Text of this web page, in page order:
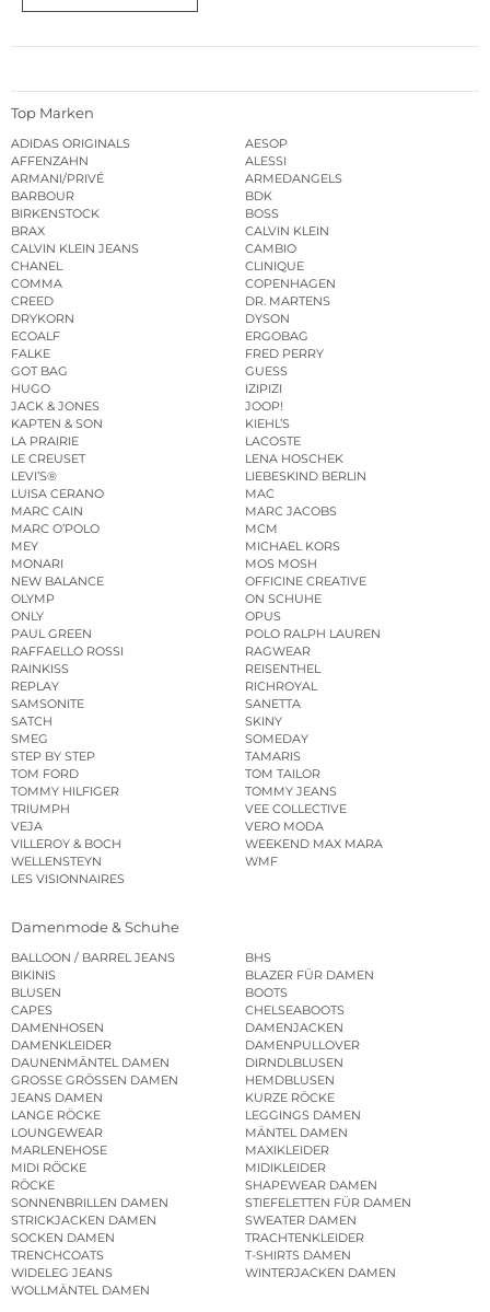
Top Marken
ADIDAS ORIGINALS
AESOP
AFFENZAHN
ALESSI
ARMANI/PRIVÉ
ARMEDANGELS
BARBOUR
BDK
BIRKENSTOCK
BOSS
BRAX
CALVIN KLEIN
CALVIN KLEIN JEANS
CAMBIO
CHANEL
CLINIQUE
COMMA
COPENHAGEN
CREED
DR. MARTENS
DRYKORN
DYSON
ECOALF
ERGOBAG
FALKE
FRED PERRY
GOT BAG
GUESS
HUGO
IZIPIZI
JACK & JONES
JOOP!
KAPTEN & SON
KIEHL’S
LA PRAIRIE
LACOSTE
LE CREUSET
LENA HOSCHEK
LEVI’S®
LIEBESKIND BERLIN
LUISA CERANO
MAC
MARC CAIN
MARC JACOBS
MARC O’POLO
MCM
MEY
MICHAEL KORS
MONARI
MOS MOSH
NEW BALANCE
OFFICINE CREATIVE
OLYMP
ON SCHUHE
ONLY
OPUS
PAUL GREEN
POLO RALPH LAUREN
RAFFAELLO ROSSI
RAGWEAR
RAINKISS
REISENTHEL
REPLAY
RICHROYAL
SAMSONITE
SANETTA
SATCH
SKINY
SMEG
SOMEDAY
STEP BY STEP
TAMARIS
TOM FORD
TOM TAILOR
TOMMY HILFIGER
TOMMY JEANS
TRIUMPH
VEE COLLECTIVE
VEJA
VERO MODA
VILLEROY & BOCH
WEEKEND MAX MARA
WELLENSTEYN
WMF
LES VISIONNAIRES
Damenmode & Schuhe
BALLOON / BARREL JEANS
BHS
BIKINIS
BLAZER FÜR DAMEN
BLUSEN
BOOTS
CAPES
CHELSEABOOTS
DAMENHOSEN
DAMENJACKEN
DAMENKLEIDER
DAMENPULLOVER
DAUNENMÄNTEL DAMEN
DIRNDLBLUSEN
GROSSE GRÖSSEN DAMEN
HEMDBLUSEN
JEANS DAMEN
KURZE RÖCKE
LANGE RÖCKE
LEGGINGS DAMEN
LOUNGEWEAR
MÄNTEL DAMEN
MARLENEHOSE
MAXIKLEIDER
MIDI RÖCKE
MIDIKLEIDER
RÖCKE
SHAPEWEAR DAMEN
SONNENBRILLEN DAMEN
STIEFELETTEN FÜR DAMEN
STRICKJACKEN DAMEN
SWEATER DAMEN
SOCKEN DAMEN
TRACHTENKLEIDER
TRENCHCOATS
T-SHIRTS DAMEN
WIDELEG JEANS
WINTERJACKEN DAMEN
WOLLMÄNTEL DAMEN